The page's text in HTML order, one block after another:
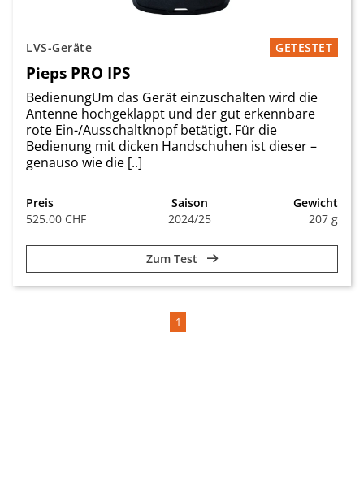
LVS-Geräte GETESTET
Pieps PRO IPS
BedienungUm das Gerät einzuschalten wird die
Antenne hochgeklappt und der gut erkennbare
rote Ein-/Ausschaltknopf betätigt. Für die
Bedienung mit dicken Handschuhen ist dieser –
genauso wie die [..]
Preis
525.00 CHF
Saison
2024/25
Gewicht
207 g
Zum Test
1